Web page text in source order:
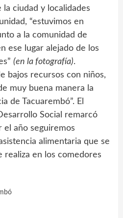
la ciudad y localidades
“estuvimos en
a la comunidad de
ese lugar alejado de los
(en la fotografía).
bajos recursos con niños,
muy buena manera la
de Tacuarembó”. El
Social remarcó
el año seguiremos
alimentaria que se
realiza en los comedores